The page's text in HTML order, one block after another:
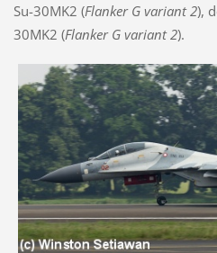
Su-30MK2 (Flanker G variant 2),
30MK2 (Flanker G variant 2).